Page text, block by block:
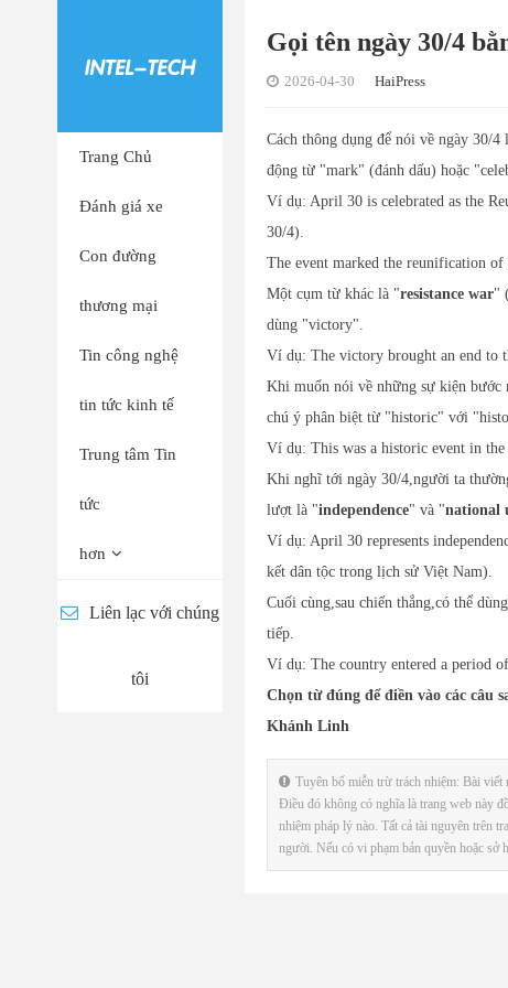
Trang Chủ
Đánh giá xe
Con đường
thương mại
Tin công nghệ
tin tức kinh tế
Trung tâm Tin
tức
hơn
Liên lạc với chúng
tôi
Gọi tên ngày 30/4
2026-04-30 HaiPress
Cách thông dụng để nói về ngày 30/4
động từ "mark" (đánh dấu) hoặc
Ví dụ: April 30 is celebrated as the
30/4).
The event marked the reunification
Một cụm từ khác là "resistance war"
dùng "victory".
Ví dụ: The victory brought an end to
Khi muốn nói về những sự kiện bước
chú ý phân biệt từ "historic" với
Ví dụ: This was a historic event in
Khi nghĩ tới ngày 30/4,người ta
lượt là "independence" và "national
Ví dụ: April 30 represents
kết dân tộc trong lịch sử Việt Nam).
Cuối cùng,sau chiến thắng,có thể
tiếp.
Ví dụ: The country entered a period
Chọn từ đúng để điền vào các câu
Khánh Linh
Tuyên bố miễn trừ trách nhiệm: Bài viết
Điều đó không có nghĩa là trang web này
nhiệm pháp lý nào. Tất cả tài nguyên trên
người. Nếu có vi phạm bản quyền hoặc sở